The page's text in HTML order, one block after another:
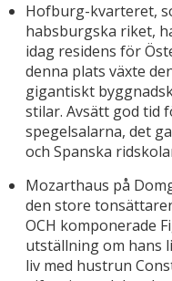
Hofburg-kvarteret,
habsburgska riket,
idag residens för
denna plats växte
gigantiskt
stilar. Avsätt god tid
spegelsalarna, det
och Spanska
Mozarthaus på
den store
OCH komponerade
utställning om hans
liv med hustrun